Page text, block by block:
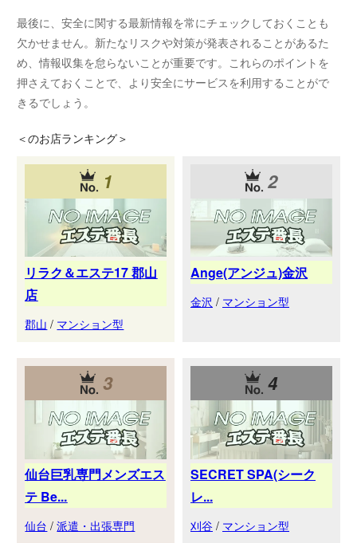
最後に、安全に関する最新情報を常にチェックしておくことも
欠かせません。新たなリスクや対策が発表されることがあるた
め、情報収集を怠らないことが重要です。これらのポイントを
押さえておくことで、より安全にサービスを利用することがで
きるでしょう。
＜のお店ランキング＞
1
リラク＆エステ17 郡山
店
郡山 / マンション型
2
Ange(アンジュ)金沢
金沢 / マンション型
3
仙台巨乳専門メンズエス
テ Be...
仙台 /派遣・出張専門
4
SECRET SPA(シーク
レ...
刈谷 / マンション型